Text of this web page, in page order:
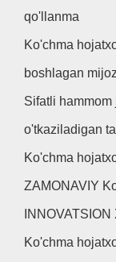
qo'llanma
Ko'chma
boshlagan
Sifatli
o'tkaziladigan
Ko'chma
ZAMONAVIY
Ko'chma